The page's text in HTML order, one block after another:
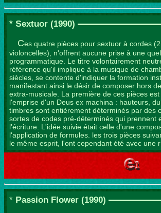
* Sextuor (1990)
Ces quatre pièces pour sextuor à cordes
violoncelles), n'offrent aucune prise à une
programmatique. Le titre volontairement
référence qu'il implique à la musique de
siècles, se contente d'indiquer la formation
manifestant ainsi le désir de composer hors
extra-musicale. La première de ces pièces
l'emprise d'un Deus ex machina : hauteurs,
timbres sont entièrement déterminés par des
sortes de codes pré-déterminés qui prennent
l'écriture. L'idée suivie était celle d'une
l'application de formules. les trois pièces
le même esprit, l'ont cependant été avec une
* Passion Flower (1990)